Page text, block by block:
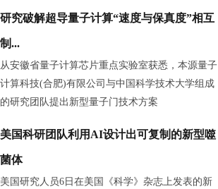
研究破解超导量子计算“速度与保真度”相互
制...
从安徽省量子计算芯片重点实验室获悉，本源量子
计算科技(合肥)有限公司与中国科学技术大学组成
的研究团队提出新型量子门技术方案
美国科研团队利用AI设计出可复制的新型噬
菌体
美国研究人员6日在美国《科学》杂志上发表的新